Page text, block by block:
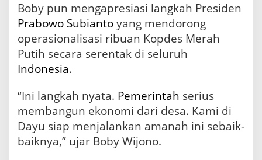
Boby pun mengapresiasi langkah Presiden
Prabowo Subiantoyang mendorong
operasionalisasi ribuan Kopdes Merah
Putih secara serentak di seluruh
Indonesia.
“Ini langkah nyata. Pemerintah serius
membangun ekonomi dari desa. Kami di
Dayu siap menjalankan amanah ini sebaik-
baiknya,” ujar Boby Wijono.